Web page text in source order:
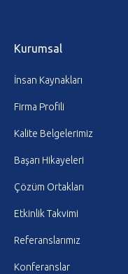
Kurumsal
İnsan Kaynakları
Firma Profili
Kalite Belgelerimiz
Başarı Hikayeleri
Çözüm Ortakları
Etkinlik Takvimi
Referanslarımız
Konferanslar